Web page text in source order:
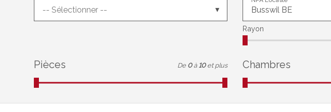
-- Sélectionner --
Rayon
Pièces De 0 à 10 et plus Chambres